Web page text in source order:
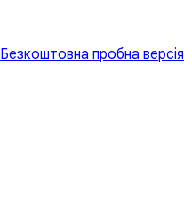
Безкоштовна пробна версія